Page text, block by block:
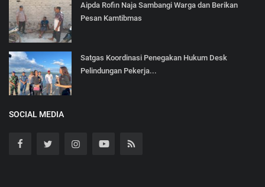
Aipda Rofin Naja Sambangi Warga dan Berikan
Pesan Kamtibmas
Satgas Koordinasi Penegakan Hukum Desk
Pelindungan Pekerja...
SOCIAL MEDIA